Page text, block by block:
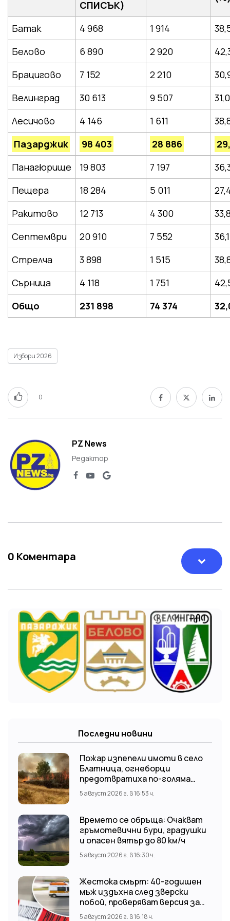
СПИСЪК)
Батак 4 968 1 914
Белово
6 890 2 920
Брацигово
7 152 2 210
Велинград
30 613 9 507
Лесичово
4 146 1 611
Пазарджик
98 403 28 886
Панагюрище
19 803 7 197
Пещера
18 284 5 011
Ракитово
12 713 4 300
Септември
20 910 7 552
Стрелча
3 898 1 515
Сърница
4 118 1 751
Общо
231 898 74 374
Избори 2026
0
PZ News
Редактор
0 Коментара
Последни новини
Пожар изпепели имоти в село
Блатница, огнеборци
предотвратиха по-голяма
трагедия
5 август 2026 г. в 16:53 ч.
Времето се обръща: Очакват
гръмотевични бури, градушки
и опасен вятър до 80 км/ч
5 август 2026 г. в 16:30 ч.
Жестока смърт: 40-годишен
мъж издъхна след зверски
побой, проверяват версия за
нападение от тийнейджъри
5 август 2026 г. в 16:18 ч.